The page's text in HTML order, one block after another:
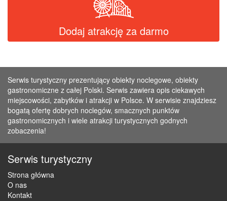
Dodaj atrakcję za darmo
Serwis turystyczny prezentujący obiekty noclegowe, obiekty
gastronomiczne z całej Polski. Serwis zawiera opis ciekawych
miejscowości, zabytków i atrakcji w Polsce. W serwisie znajdziesz
bogatą ofertę dobrych noclegów, smacznych punktów
gastronomicznych i wiele atrakcji turystycznych godnych
zobaczenia!
Serwis turystyczny
Strona główna
O nas
Kontakt